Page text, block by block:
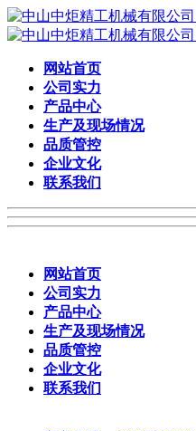
网站首页
公司实力
产品中心
生产及现场情况
品质管控
企业文化
联系我们
网站首页
公司实力
产品中心
生产及现场情况
品质管控
企业文化
联系我们